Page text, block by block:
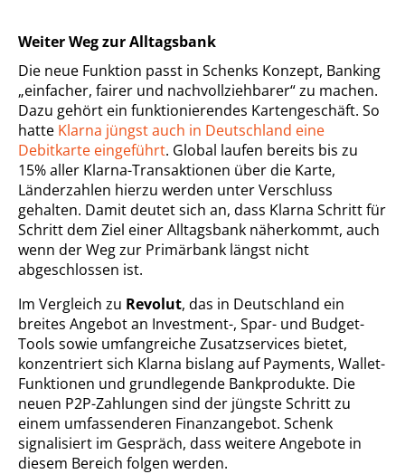
Weiter Weg zur Alltagsbank
Die neue Funktion passt in Schenks Konzept, Banking
„einfacher, fairer und nachvollziehbarer“ zu machen.
Dazu gehört ein funktionierendes Kartengeschäft. So
hatte Klarna jüngst auch in Deutschland eine
Debitkarte eingeführt. Global laufen bereits bis zu
15% aller Klarna-Transaktionen über die Karte,
Länderzahlen hierzu werden unter Verschluss
gehalten. Damit deutet sich an, dass Klarna Schritt für
Schritt dem Ziel einer Alltagsbank näherkommt, auch
wenn der Weg zur Primärbank längst nicht
abgeschlossen ist.
Im Vergleich zu Revolut, das in Deutschland ein
breites Angebot an Investment-, Spar- und Budget-
Tools sowie umfangreiche Zusatzservices bietet,
konzentriert sich Klarna bislang auf Payments, Wallet-
Funktionen und grundlegende Bankprodukte. Die
neuen P2P-Zahlungen sind der jüngste Schritt zu
einem umfassenderen Finanzangebot. Schenk
signalisiert im Gespräch, dass weitere Angebote in
diesem Bereich folgen werden.